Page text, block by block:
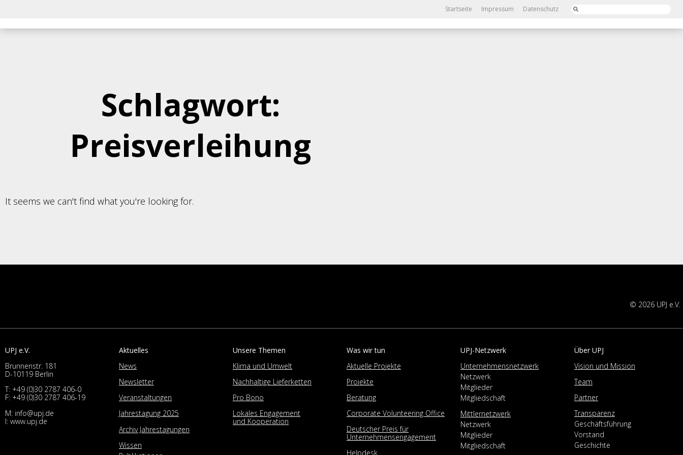
Startseite Impressum Datenschutz
Schlagwort:
Preisverleihung
It seems we can't find what you're looking for.
© 2026 UPJ e.V.
UPJ e.V.
Brunnenstr. 181
D-10119 Berlin
T: +49 (0)30 2787 406-0
F: +49 (0)30 2787 406-19
M: info@upj.de
I: www.upj.de
Aktuelles
News
Newsletter
Veranstaltungen
Jahrestagung 2025
Archiv Jahrestagungen
Wissen
Unsere Themen
Klima und Umwelt
Nachhaltige Lieferketten
Pro Bono
Lokales Engagement
und Kooperation
Was wir tun
Aktuelle Projekte
Projekte
Beratung
Corporate Volunteering Office
Deutscher Preis für
Unternehmensengagement
Helpdesk
UPJ-Netzwerk
Unternehmensnetzwerk
Netzwerk
Mitglieder
Mitgliedschaft
Mittlernetzwerk
Netzwerk
Mitglieder
Mitgliedschaft
Über UPJ
Vision und Mission
Team
Partner
Transparenz
Geschäftsführung
Vorstand
Geschichte